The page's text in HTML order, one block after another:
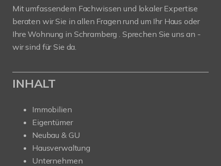
Mit umfassendem Fachwissen und lokaler Expertise
beraten wir Sie in allen Fragen rund um Ihr Haus oder
Ihre Wohnung in Schramberg . Sprechen Sie uns an -
wir sind für Sie da.
INHALT
Immobilien
Eigentümer
Neubau & GU
Hausverwaltung
Unternehmen